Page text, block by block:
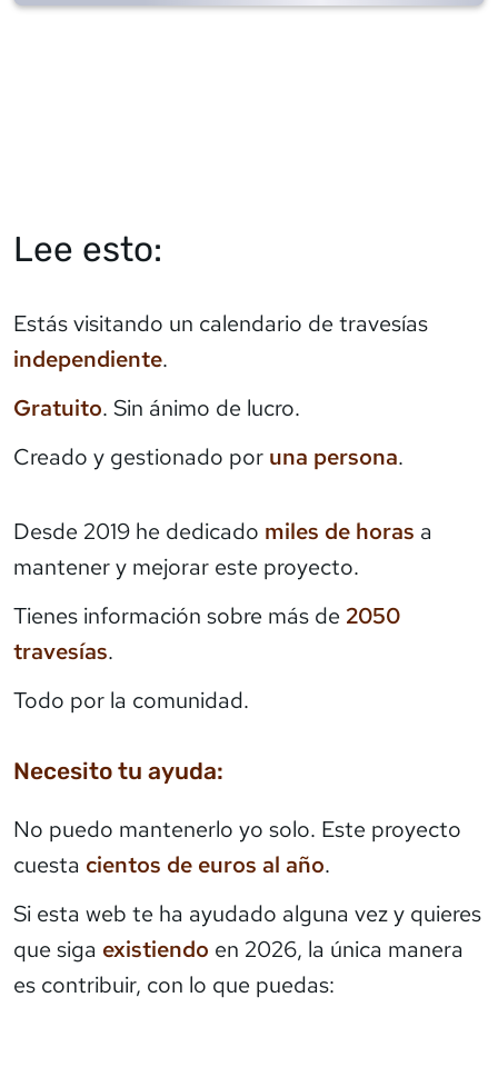
Lee esto:
Estás visitando un calendario de travesías
independiente.
Gratuito. Sin ánimo de lucro.
Creado y gestionado por una persona.
Desde 2019 he dedicado miles de horas a
mantener y mejorar este proyecto.
Tienes información sobre más de 2050
travesías.
Todo por la comunidad.
Necesito tu ayuda:
No puedo mantenerlo yo solo. Este proyecto
cuesta cientos de euros al año.
Si esta web te ha ayudado alguna vez y quieres
que siga existiendo en 2026, la única manera
es contribuir, con lo que puedas: